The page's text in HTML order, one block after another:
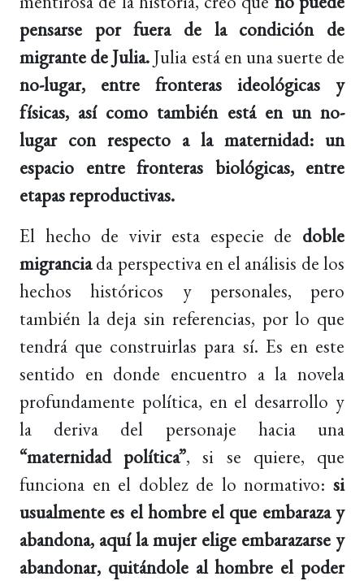
pensarse por fuera de la condición de
migrante de Julia. Julia está en una suerte de
no-lugar, entre fronteras ideológicas y
físicas, así como también está en un no-
lugar con respecto a la maternidad: un
espacio entre fronteras biológicas, entre
etapas reproductivas.
El hecho de vivir esta especie de doble
migranciada perspectiva en el análisis de los
hechos históricos y personales, pero
también la deja sin referencias, por lo que
tendrá que construirlas para sí. Es en este
sentido en donde encuentro a la novela
profundamente política, en el desarrollo y
la deriva del personaje hacia una
“maternidad política”, si se quiere, que
funciona en el doblez de lo normativo: si
usualmente es el hombre el que embaraza y
abandona, aquí la mujer elige embarazarse y
abandonar, quitándole al hombre el poder